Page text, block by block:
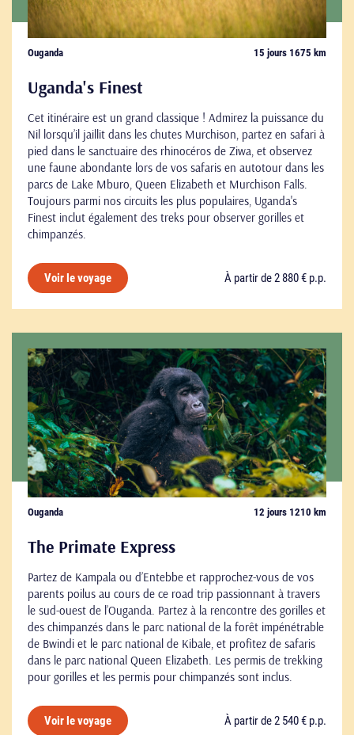
Ouganda 15 jours 1675 km
Uganda's Finest
Cet itinéraire est un grand classique ! Admirez la puissance du
Nil lorsqu’il jaillit dans les chutes Murchison, partez en safari à
pied dans le sanctuaire des rhinocéros de Ziwa, et observez
une faune abondante lors de vos safaris en autotour dans les
parcs de Lake Mburo, Queen Elizabeth et Murchison Falls.
Toujours parmi nos circuits les plus populaires, Uganda's
Finest inclut également des treks pour observer gorilles et
chimpanzés.
Voir le voyage À partir de 2 880 € p.p.
Ouganda 12 jours 1210 km
The Primate Express
Partez de Kampala ou d’Entebbe et rapprochez-vous de vos
parents poilus au cours de ce road trip passionnant à travers
le sud-ouest de l’Ouganda. Partez à la rencontre des gorilles et
des chimpanzés dans le parc national de la forêt impénétrable
de Bwindi et le parc national de Kibale, et profitez de safaris
dans le parc national Queen Elizabeth. Les permis de trekking
pour gorilles et les permis pour chimpanzés sont inclus.
Voir le voyage À partir de 2 540 € p.p.